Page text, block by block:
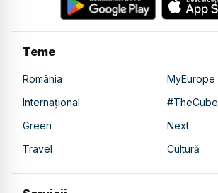
Teme
România
MyEurope
Internațional
#TheCube
Green
Next
Travel
Cultură